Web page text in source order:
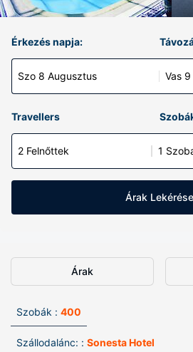
Érkezés napja:
Szo 8 Augusztus Vas
Travellers
2 Felnőttek 1
Árak Lekérése
Árak
Szobák : 400
Szállodalánc: : Sonesta Hotel